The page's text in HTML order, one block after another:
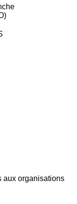
aux organisations